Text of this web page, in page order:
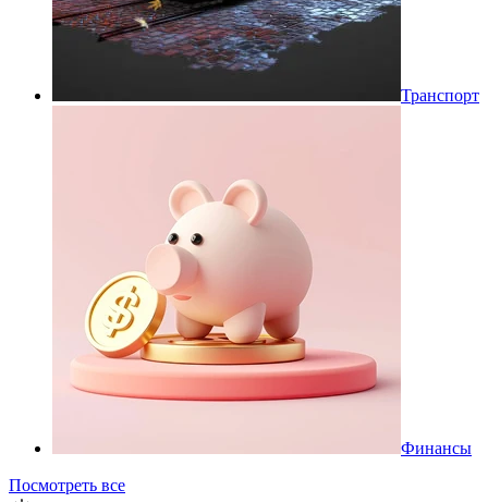
Транспорт
Финансы
Посмотреть все